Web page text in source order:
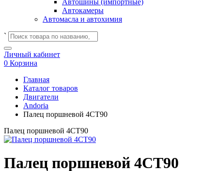
Автошины (импортные)
Автокамеры
Автомасла и автохимия
`
Личный кабинет
0 Корзина
Главная
Каталог товаров
Двигатели
Andoria
Палец поршневой 4СТ90
Палец поршневой 4СТ90
Палец поршневой 4СТ90